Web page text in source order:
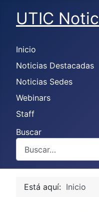
UTIC
Inicio
Noticias Destacadas
Noticias Sedes
Webinars
Staff
Buscar
Type 2 or more
Está aquí: Inicio